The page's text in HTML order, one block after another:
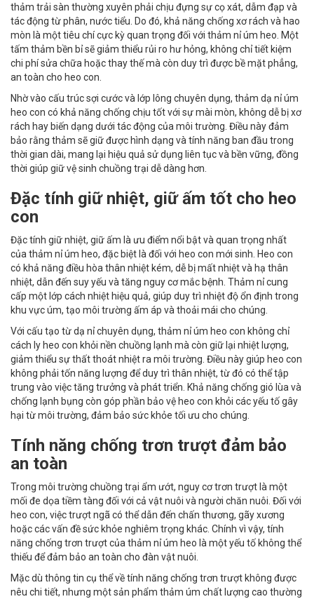
thảm trải sàn thường xuyên phải chịu đựng sự cọ xát, dẫm đạp và
tác động từ phân, nước tiểu. Do đó, khả năng chống xơ rách và hao
mòn là một tiêu chí cực kỳ quan trọng đối với thảm nỉ úm heo. Một
tấm thảm bền bỉ sẽ giảm thiểu rủi ro hư hỏng, không chỉ tiết kiệm
chi phí sửa chữa hoặc thay thế mà còn duy trì được bề mặt phẳng,
an toàn cho heo con.
Nhờ vào cấu trúc sợi cước và lớp lông chuyên dụng, thảm dạ nỉ úm
heo con có khả năng chống chịu tốt với sự mài mòn, không dễ bị xơ
rách hay biến dạng dưới tác động của môi trường. Điều này đảm
bảo rằng thảm sẽ giữ được hình dạng và tính năng ban đầu trong
thời gian dài, mang lại hiệu quả sử dụng liên tục và bền vững, đồng
thời giúp giữ vệ sinh chuồng trại dễ dàng hơn.
Đặc tính giữ nhiệt, giữ ấm tốt cho heo
con
Đặc tính giữ nhiệt, giữ ấm là ưu điểm nổi bật và quan trọng nhất
của thảm nỉ úm heo, đặc biệt là đối với heo con mới sinh. Heo con
có khả năng điều hòa thân nhiệt kém, dễ bị mất nhiệt và hạ thân
nhiệt, dẫn đến suy yếu và tăng nguy cơ mắc bệnh. Thảm nỉ cung
cấp một lớp cách nhiệt hiệu quả, giúp duy trì nhiệt độ ổn định trong
khu vực úm, tạo môi trường ấm áp và thoải mái cho chúng.
Với cấu tạo từ dạ nỉ chuyên dụng, thảm nỉ úm heo con không chỉ
cách ly heo con khỏi nền chuồng lạnh mà còn giữ lại nhiệt lượng,
giảm thiểu sự thất thoát nhiệt ra môi trường. Điều này giúp heo con
không phải tốn năng lượng để duy trì thân nhiệt, từ đó có thể tập
trung vào việc tăng trưởng và phát triển. Khả năng chống gió lùa và
chống lạnh bụng còn góp phần bảo vệ heo con khỏi các yếu tố gây
hại từ môi trường, đảm bảo sức khỏe tối ưu cho chúng.
Tính năng chống trơn trượt đảm bảo
an toàn
Trong môi trường chuồng trại ẩm ướt, nguy cơ trơn trượt là một
mối đe dọa tiềm tàng đối với cả vật nuôi và người chăn nuôi. Đối với
heo con, việc trượt ngã có thể dẫn đến chấn thương, gãy xương
hoặc các vấn đề sức khỏe nghiêm trọng khác. Chính vì vậy, tính
năng chống trơn trượt của thảm nỉ úm heo là một yếu tố không thể
thiếu để đảm bảo an toàn cho đàn vật nuôi.
Mặc dù thông tin cụ thể về tính năng chống trơn trượt không được
nêu chi tiết, nhưng một sản phẩm thảm úm chất lượng cao thường